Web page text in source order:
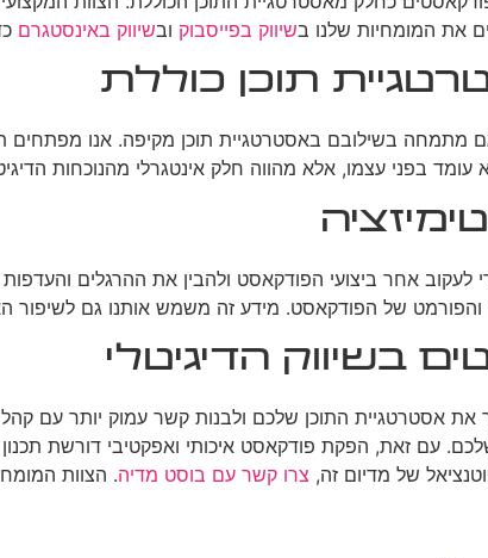
את המומחיות שלנו בשיווק בפייסבוק ובשיווק באינסטגרם
תוכן כוללת
בשילובם באסטרטגיית תוכן מקיפה. אנו מפתחים
בפני עצמו, אלא מהווה חלק אינטגרלי מהנוכחות
אחר ביצועי הפודקאסט ולהבין את ההרגלים
של הפודקאסט. מידע זה משמש אותנו גם לשיפור
בשיווק הדיגיטלי
אסטרטגיית התוכן שלכם ולבנות קשר עמוק יותר עם
עם זאת, הפקת פודקאסט איכותי ואפקטיבי דורשת
של מדיום זה, צרו קשר עם בוסט מדיה. הצוות